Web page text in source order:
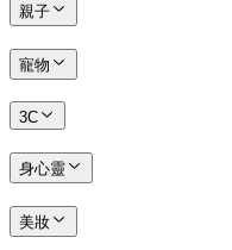
親子
寵物
3C
身心靈
美妝